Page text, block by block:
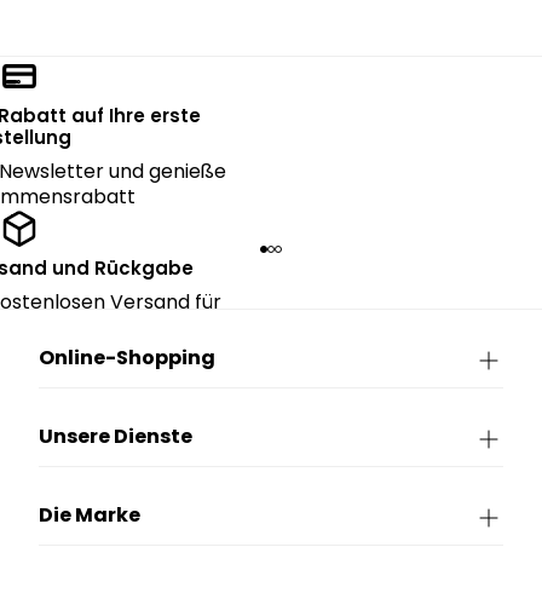
auf Ihre erste
und genieße
und Rückgabe
Versand für
Online-Shopping
Unsere Dienste
Die Marke